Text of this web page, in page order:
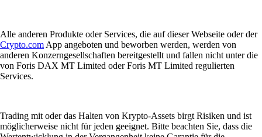
Alle anderen Produkte oder Services, die auf dieser Webseite oder der
Crypto.com App angeboten und beworben werden, werden von
anderen Konzerngesellschaften bereitgestellt und fallen nicht unter die
von Foris DAX MT Limited oder Foris MT Limited regulierten
Services.
Trading mit oder das Halten von Krypto-Assets birgt Risiken und ist
möglicherweise nicht für jeden geeignet. Bitte beachten Sie, dass die